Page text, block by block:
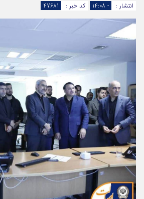
انتشار : - ۱۴:۰۸ کد خبر : 47681